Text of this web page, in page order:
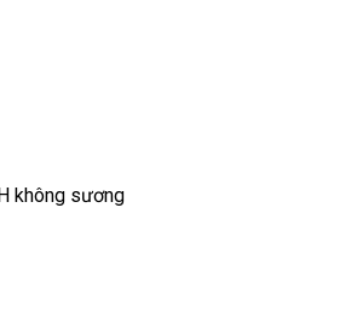
không sương